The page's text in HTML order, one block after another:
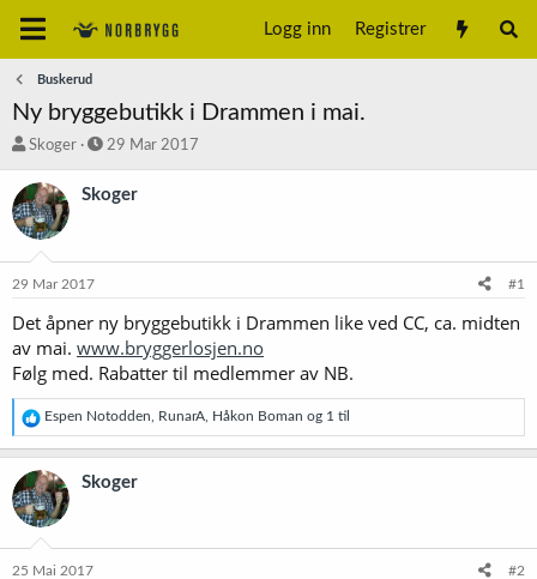
Logg inn Registrer
Buskerud
Ny bryggebutikk i Drammen i mai.
T
å
d
s
t
Skoger
S
a
o
29 Mar 2017
Skoger
29 Mar 2017 #1
Det åpner ny bryggebutikk i Drammen like ved CC, ca. midten
av mai. www.bryggerlosjen.no
Følg med. Rabatter til medlemmer av NB.
R
e
a
k
s
j
o
e
Espen Notodden RunarA Håkon Boman og 1 til
Skoger
25 Mai 2017 #2